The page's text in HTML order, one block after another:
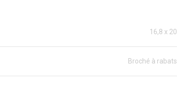
16,8 x 20
Broché à rabats